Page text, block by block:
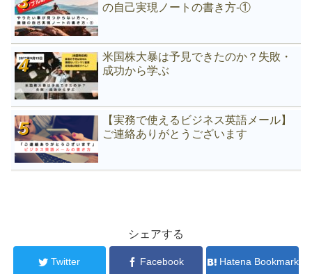
の自己実現ノートの書き方-①
米国株大暴は予見できたのか？失敗・
成功から学ぶ
【実務で使えるビジネス英語メール】
ご連絡ありがとうございます
シェアする
Twitter Facebook Hatena Bookmark